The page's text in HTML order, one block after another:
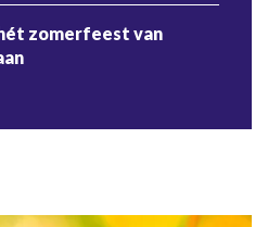
zomerfeest van